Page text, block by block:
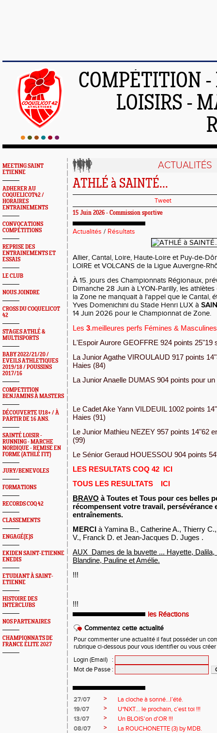
COMPÉTITION -
LOISIRS -
MEETING SAINT
ETIENNE
ADHERER AU
COQUELICOT42 /
HORAIRES
ENTRAINEMENTS
CONVOCATIONS
COMPÉTITIONS
REPRISE DES
ENTRAINEMENTS ET
ESSAIS
LE CLUB
NOUS JOINDRE
CROSS DU COQUELICOT
42
STAGES ATHLÉ &
MULTISPORTS
BABY 2022/21/20 /
EVEILS ATHLETIQUES
2019/18 / POUSSINS
2017/16
COMPETITION
BENJAMINS À MASTERS
DÉCOUVERTE U18+ / À
PARTIR DE 16 ANS.
SAINTÉ LOISIR -
RUNNING - MARCHE
NORDIQUE - REMISE EN
FORME (ATHLÉ FIT)
JURY/BENEVOLES
FORMATIONS
RECORDS COQ 42
CLASSEMENTS
ENGAGÉ(E)S
EKIDEN SAINT-ETIENNE
ENEDIS
ETUDIANT À SAINT-
ETIENNE
HISTOIRE DES
INTERCLUBS
NOS PARTENAIRES
CHAMPIONNATS DE
FRANCE ÉLITE 2027
ACTUALITÉS
ATHLÉ à SAINTÉ...
Tweet
15 Juin 2026 - Commission sportive
Actualités / Résultats
Allier, Cantal, Loire, Haute-Loire et Puy-de-
LOIRE et VOLCANS de la Ligue Auvergne-
À 15. jours des Championnats Régionaux,
Dimanche 28 Juin à LYON-Parilly, les
la Zone ne manquait à l'appel que le Cantal,
Yves Domenichini du Stade Henri LUX à
14 Juin 2026 pour le Championnat de Zone.
Les 3.meilleures perfs Fémines &
L'Espoir Aurore GEOFFRE 924 points 25"19
La Junior Agathe VIROULAUD 917 points
Haies (84)
La Junior Anaelle DUMAS 904 points pour
Le Cadet Ake Yann VILDEUIL 1002 points
Haies (91)
Le Junior Mathieu NEZEY 957 points 14"62
(99)
Le Sénior Geraud HOUESSOU 904 points
LES RESULTATS COQ 42 ICI
TOUS LES RESULTATS
ICI
BRAVO à Toutes et Tous pour ces belles
récompensent votre travail, persévérance
entraînements.
MERCI à Yamina B., Catherine A., Thierry
V., Franck D. et Jean-Jacques D. Juges .
AUX Dames de la buvette ... Hayette,
Blandine, Pauline et Amélie.
!!!
!!!
les Réactions
Commentez cette actualité
Pour commenter une actualité il faut posséder un
rubrique ci-dessous pour vous identifier ou vous
Login (Email)
:
Mot de Passe :
27/07 >
La cloche à sonné…l’été.
19/07
>
U*NXT... le prochain, c’est toi !!!
13/07
>
Un BLOIS'on d'OR !!!
08/07
>
La ROUCHONETTE (3) by MDB.